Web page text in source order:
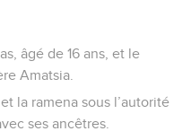
âgé de 16 ans, et le
Amatsia.
la ramena sous l’autorité
ses ancêtres.